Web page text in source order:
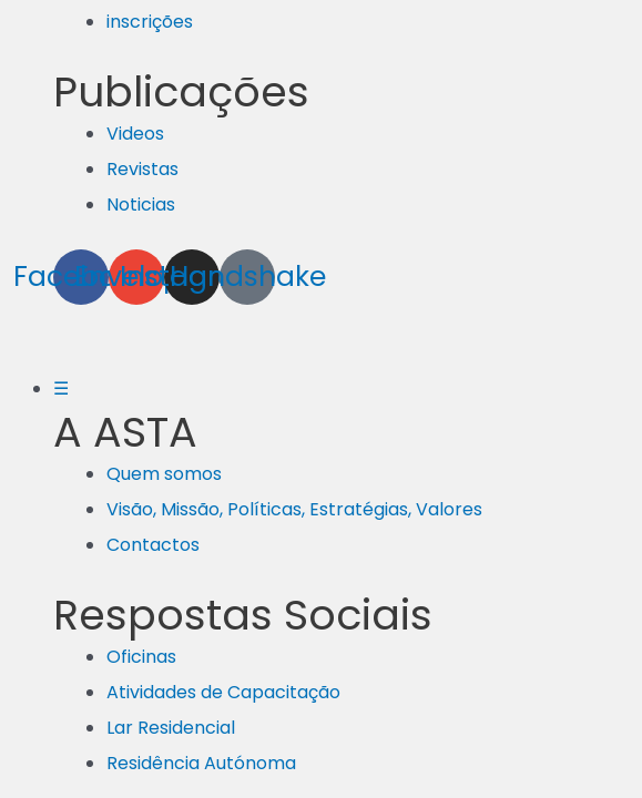
inscrições
Publicações
Videos
Revistas
Noticias
Facebook
Envelope
Instagram
Handshake
☰
A ASTA
Quem somos
Visão, Missão, Políticas, Estratégias, Valores
Contactos
Respostas Sociais
Oficinas
Atividades de Capacitação
Lar Residencial
Residência Autónoma